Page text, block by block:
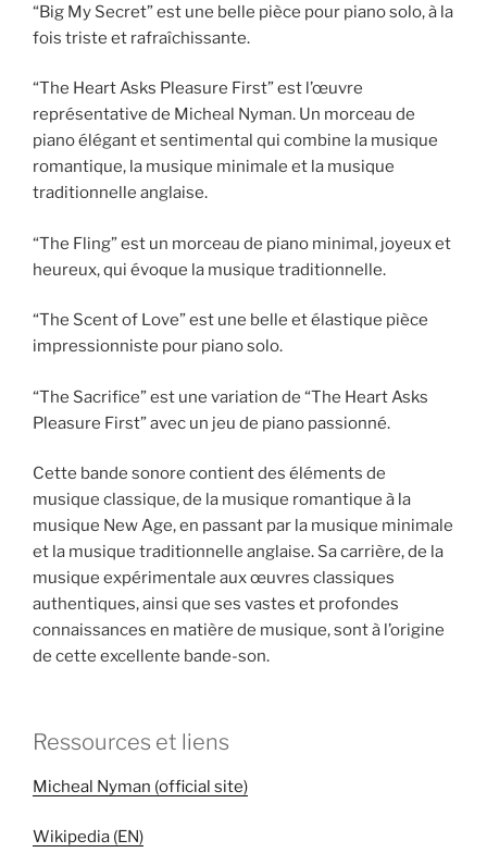
“Big My Secret” est une belle pièce pour piano solo, à la
fois triste et rafraîchissante.
“The Heart Asks Pleasure First” est l’œuvre
représentative de Micheal Nyman. Un morceau de
piano élégant et sentimental qui combine la musique
romantique, la musique minimale et la musique
traditionnelle anglaise.
“The Fling” est un morceau de piano minimal, joyeux et
heureux, qui évoque la musique traditionnelle.
“The Scent of Love” est une belle et élastique pièce
impressionniste pour piano solo.
“The Sacrifice” est une variation de “The Heart Asks
Pleasure First” avec un jeu de piano passionné.
Cette bande sonore contient des éléments de
musique classique, de la musique romantique à la
musique New Age, en passant par la musique minimale
et la musique traditionnelle anglaise. Sa carrière, de la
musique expérimentale aux œuvres classiques
authentiques, ainsi que ses vastes et profondes
connaissances en matière de musique, sont à l’origine
de cette excellente bande-son.
Ressources et liens
Micheal Nyman (official site)
Wikipedia (EN)